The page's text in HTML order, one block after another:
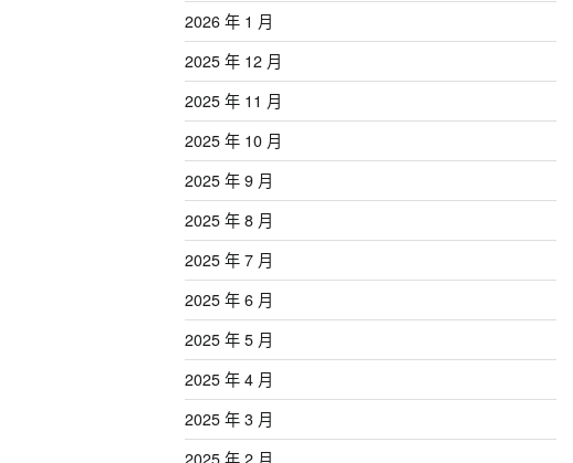
2026 年 1 月
2025 年 12 月
2025 年 11 月
2025 年 10 月
2025 年 9 月
2025 年 8 月
2025 年 7 月
2025 年 6 月
2025 年 5 月
2025 年 4 月
2025 年 3 月
2025 年 2 月